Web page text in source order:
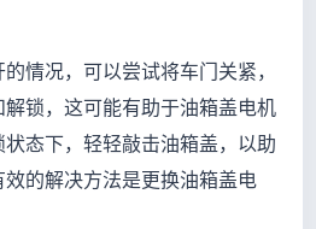
情况，可以尝试将车门关紧，
锁，这可能有助于油箱盖电机
态下，轻轻敲击油箱盖，以助
的解决方法是更换油箱盖电